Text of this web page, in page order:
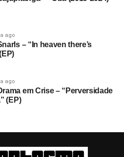
ago
– “In heaven there’s
ago
em Crise – “Perversidade
(EP)